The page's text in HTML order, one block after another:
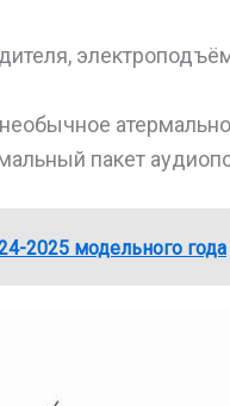
пакет
2025 модельного года